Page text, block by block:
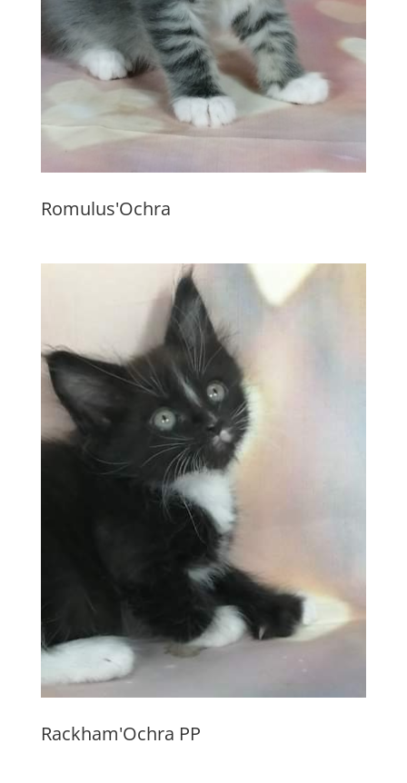
Romulus'Ochra
Rackham'Ochra PP